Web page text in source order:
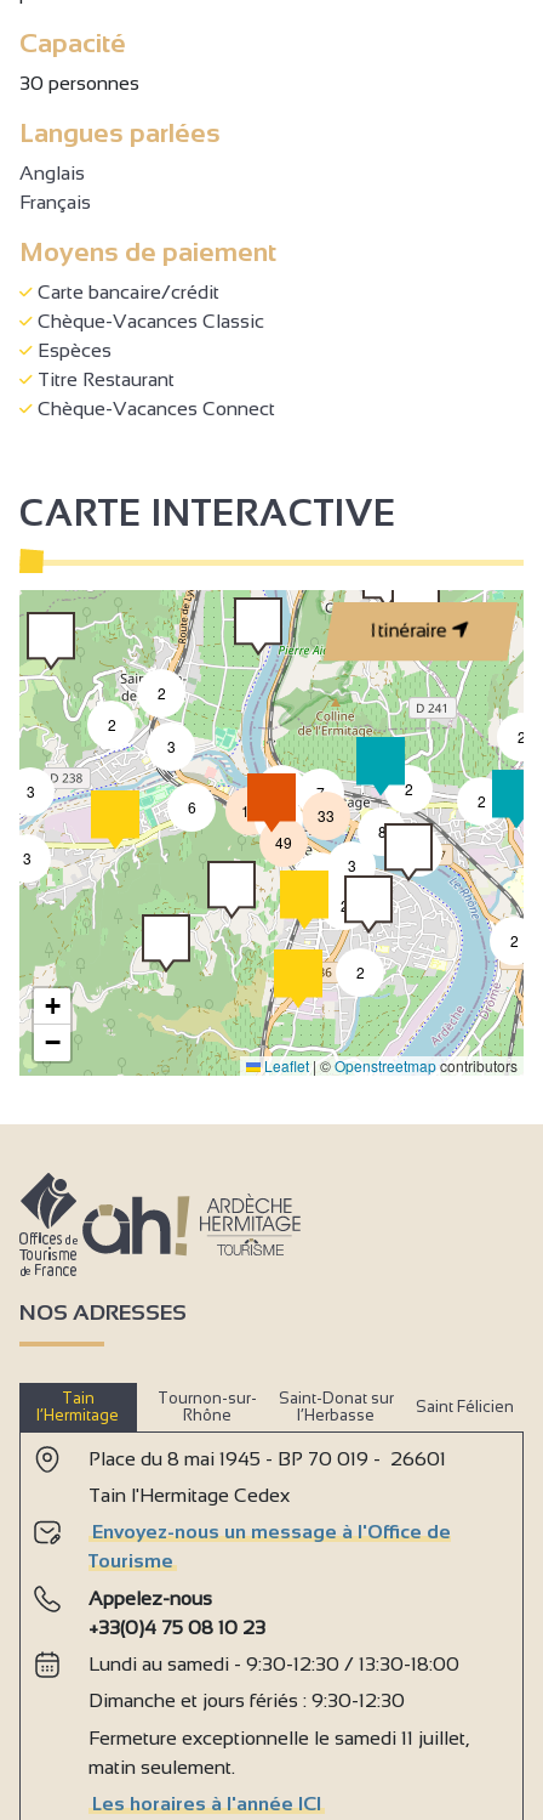
Capacité
30 personnes
Langues parlées
Anglais
Français
Moyens de paiement
Carte bancaire/crédit
Chèque-Vacances Classic
Espèces
Titre Restaurant
Chèque-Vacances Connect
CARTE INTERACTIVE
Itinéraire
2
2
2
2
2
2
2
8
3
3
2
3
6
4
18
7
2
3
49
33
+
−
Leaflet |©Openstreetmapcontributors
NOS ADRESSES
Tain
l’Hermitage
Tournon-sur-
Rhône
Saint-Donat sur
l’Herbasse
Saint Félicien
Place du 8 mai 1945 - BP 70 019 - 26601
Tain l'Hermitage Cedex
Envoyez-nous un message à l'Office de
Tourisme
Appelez-nous
+33(0)4 75 08 10 23
Lundi au samedi - 9:30-12:30 / 13:30-18:00
Dimanche et jours fériés : 9:30-12:30
Fermeture exceptionnelle le samedi 11 juillet,
matin seulement.
Les horaires à l'année ICI